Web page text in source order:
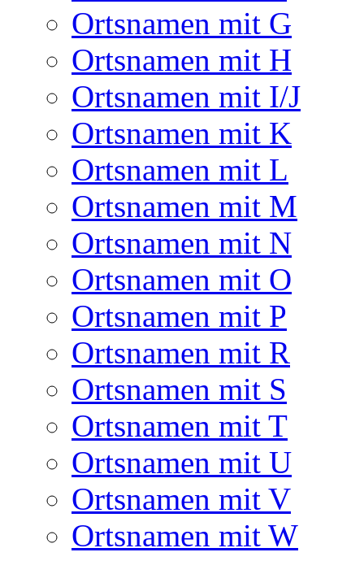
Ortsnamen mit G
Ortsnamen mit H
Ortsnamen mit I/J
Ortsnamen mit K
Ortsnamen mit L
Ortsnamen mit M
Ortsnamen mit N
Ortsnamen mit O
Ortsnamen mit P
Ortsnamen mit R
Ortsnamen mit S
Ortsnamen mit T
Ortsnamen mit U
Ortsnamen mit V
Ortsnamen mit W